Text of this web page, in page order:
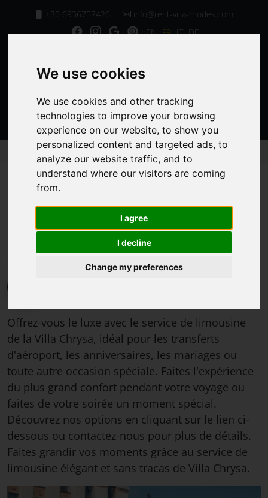
+30 6936757426
info@rent-villa-rhodes.com
EN FR IT DE
MENU
Page d'Accueil Services de la Villa Service de limousine
Service de
limousine
Savvas Dimitropoulos, hôte de la villa et
Offrez-vous le luxe avec le service de limousine
de la Villa Chrysa, idéal pour les transferts
d'aéroport, les anniversaires, les mariages ou
toute autre occasion spéciale. Faites l'expérience
du plus grand confort pendant votre voyage ou
faites de votre soirée un moment spécial.
Découvrez nos options en cliquant sur le lien ci-
dessous ou contactez-nous pour plus de détails.
Faites grandir vos moments grâce au service de
limousine élégant et sans tracas de Villa Chrysa.
We use cookies
We use cookies and other tracking
technologies to improve your browsing
experience on our website, to show you
personalized content and targeted ads, to
analyze our website traffic, and to
understand where our visitors are coming
from.
I agree
I decline
Change my preferences